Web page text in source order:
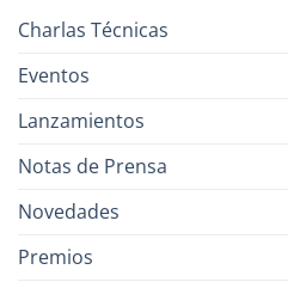
Charlas Técnicas
Eventos
Lanzamientos
Notas de Prensa
Novedades
Premios